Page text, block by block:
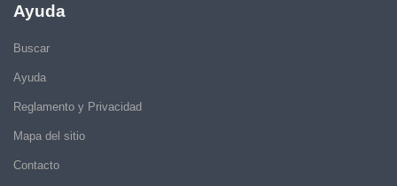
Ayuda
Buscar
Ayuda
Reglamento y Privacidad
Mapa del sitio
Contacto